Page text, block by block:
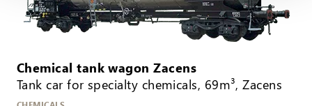
Chemical tank wagon Zacens
Tank car for specialty chemicals, 69m³, Zacens